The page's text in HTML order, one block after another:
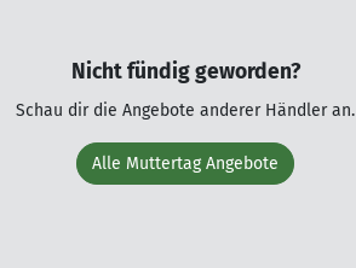
Nicht fündig geworden?
Schau dir die Angebote anderer Händler an.
Alle Muttertag Angebote